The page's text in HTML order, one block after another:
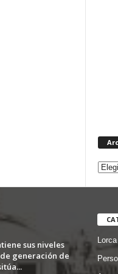
sus niveles
generación de
Lorca